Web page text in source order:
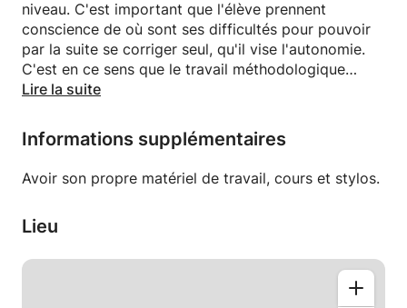
niveau. C'est important que l'élève prennent
conscience de où sont ses difficultés pour pouvoir
par la suite se corriger seul, qu'il vise l'autonomie.
C'est en ce sens que le travail méthodologique
pourra débuter, en comprenant ses forces et ses
Logopède de formation, je suis en capacité d'aider
et de former l'enfant/l'adulte (et ses parents) à une
méthode d'apprentissage qui correspondra au
mieux aux capacités de l'enfants ainsi qu'à ses
Lire la suite
Informations supplémentaires
Avoir son propre matériel de travail, cours et stylos.
Lieu